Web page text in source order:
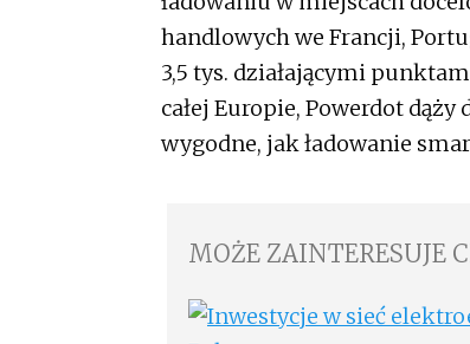
handlowych we Francji,
3,5 tys. działającymi
całej Europie, Powerdot
wygodne, jak ładowanie
MOŻE ZAINTERESUJE